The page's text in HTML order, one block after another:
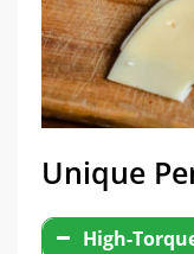
Unique
High-